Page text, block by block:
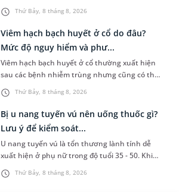
Thứ Bảy, 8 tháng 8, 2026
sức khỏe tiền hôn nhân. Qua thăm khám và
làm các xét nghiệm chuyên sâu,...
Thứ Bảy, 8 tháng 8, 2026
Viêm hạch bạch huyết ở cổ do đâu?
Mức độ nguy hiểm và phư...
Viêm hạch bạch huyết ở cổ thường xuất hiện
sau các bệnh nhiễm trùng nhưng cũng có thể
liên quan đến lao hạch hoặc ung thư. Để tìm
hiểu nguyên nhân gây viêm,...
Thứ Bảy, 8 tháng 8, 2026
Bị u nang tuyến vú nên uống thuốc gì?
Lưu ý để kiểm soát...
U nang tuyến vú là tổn thương lành tính dễ
xuất hiện ở phụ nữ trong độ tuổi 35 - 50. Khi
được chẩn đoán mắc bệnh, nhiều người
thường băn khoăn u nang tuyến v...